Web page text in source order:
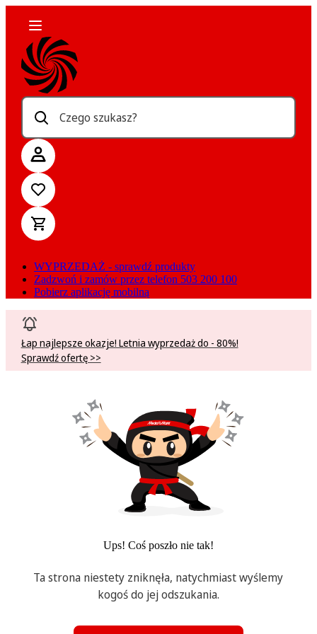
Czego szukasz?
WYPRZEDAŻ - sprawdź produkty
Zadzwoń i zamów przez telefon 503 200 100
Pobierz aplikację mobilną
Łap najlepsze okazje! Letnia wyprzedaż do - 80%!
Sprawdź ofertę >>
Ups! Coś poszło nie tak!
Ta strona niestety zniknęła, natychmiast wyślemy
kogoś do jej odszukania.